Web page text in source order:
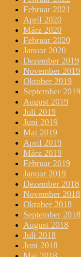
Februar 2021
April 2020
März 2020
Februar 2020
Januar 2020
Dezember 2019
November 2019
Oktober 2019
September 2019
August 2019
Juli 2019
Juni 2019
Mai 2019
April 2019
März 2019
Februar 2019
Januar 2019
Dezember 2018
November 2018
Oktober 2018
September 2018
August 2018
Juli 2018
Juni 2018